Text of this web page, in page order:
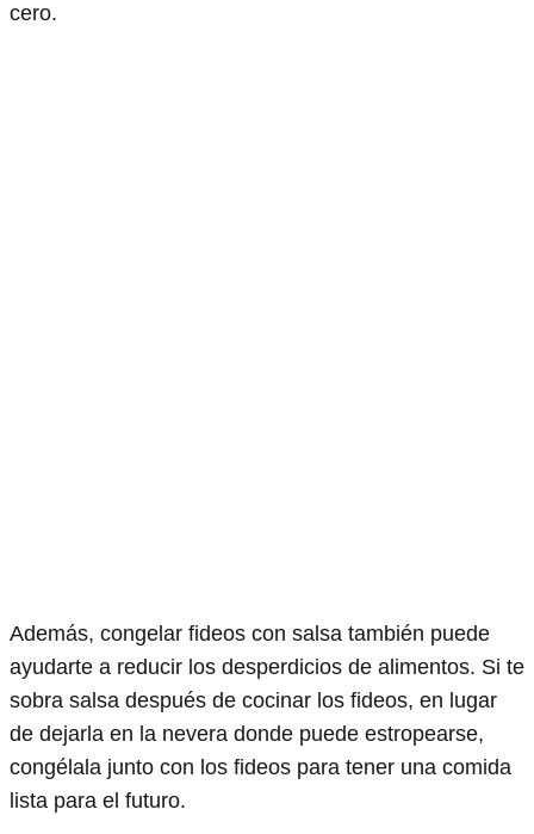
cero.
Además, congelar fideos con salsa también puede
ayudarte a reducir los desperdicios de alimentos. Si te
sobra salsa después de cocinar los fideos, en lugar
de dejarla en la nevera donde puede estropearse,
congélala junto con los fideos para tener una comida
lista para el futuro.